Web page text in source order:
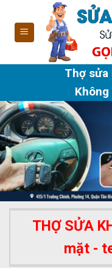
content
Thợ sửa
THỢ SỬA
mặt -